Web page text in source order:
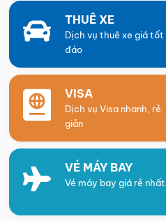
THUÊ XE
Dịch vụ thuê xe giá
đáo
VISA
Dịch vụ Visa nhanh,
giản
VÉ MÁY BAY
Vé máy bay giá rẻ